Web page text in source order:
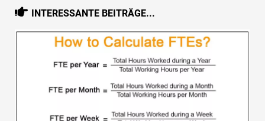
INTERESSANTE BEITRÄGE...